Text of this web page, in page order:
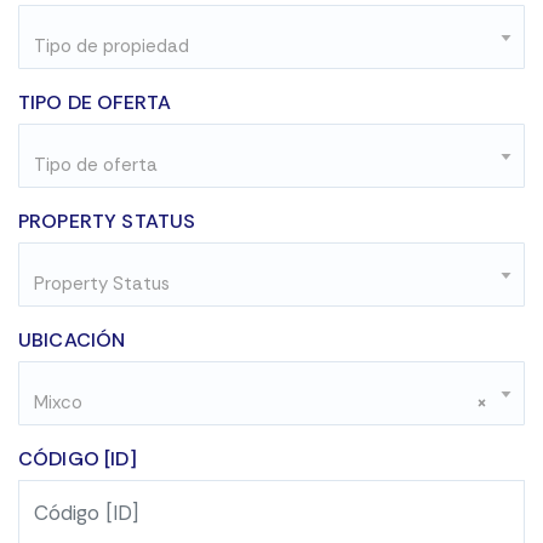
Tipo de propiedad
TIPO DE OFERTA
Tipo de oferta
PROPERTY STATUS
Property Status
UBICACIÓN
×
Mixco
CÓDIGO [ID]